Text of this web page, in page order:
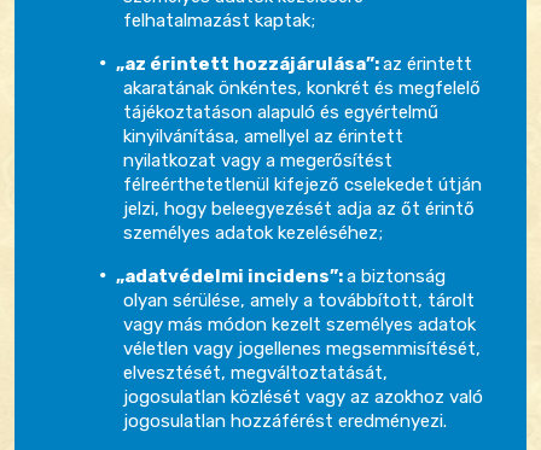
felhatalmazást kaptak;
„az érintett hozzájárulása”:az érintett
akaratának önkéntes, konkrét és megfelelő
tájékoztatáson alapuló és egyértelmű
kinyilvánítása, amellyel az érintett
nyilatkozat vagy a megerősítést
félreérthetetlenül kifejező cselekedet útján
jelzi, hogy beleegyezését adja az őt érintő
személyes adatok kezeléséhez;
„adatvédelmi incidens”:a biztonság
olyan sérülése, amely a továbbított, tárolt
vagy más módon kezelt személyes adatok
véletlen vagy jogellenes megsemmisítését,
elvesztését, megváltoztatását,
jogosulatlan közlését vagy az azokhoz való
jogosulatlan hozzáférést eredményezi.